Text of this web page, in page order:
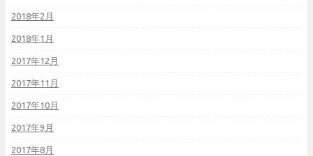
2018年2月
2018年1月
2017年12月
2017年11月
2017年10月
2017年9月
2017年8月